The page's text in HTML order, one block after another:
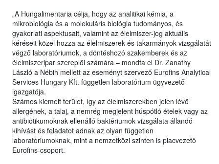
„A Hungalimentaria célja, hogy az analitikai kémia, a
mikrobiológia és a molekuláris biológia tudományos, és
gyakorlati aspektusait, valamint az élelmiszer-jog aktuális
kéréseit közel hozza az élelmiszerek és takarmányok vizsgálatát
végző laboratóriumok, a döntéshozó szakemberek és az
élelmiszeripar szereplői számára – mondta el Dr. Zanathy
László a Nébih mellett az eseményt szervező Eurofins Analytical
Services Hungary Kft. független laboratórium ügyvezető
igazgatója.
Számos kiemelt terület, így az élelmiszerekben jelen lévő
allergének, a talaj, a nemrég megjelent húspótló ételek vagy az
antibiotikumoknak ellenálló baktériumok vizsgálata állandó
kihívást és feladatot adnak az olyan független
laboratóriumoknak, mint a nemzetközi szinten is piacvezető
Eurofins-csoport.